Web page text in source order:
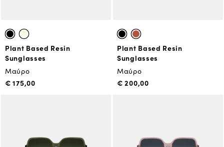
Plant Based Resin
Sunglasses
Μαύρο
€ 175,00
Plant Based Resin
Sunglasses
Μαύρο
€ 200,00